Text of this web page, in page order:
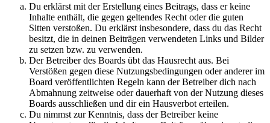
Du erklärst mit der Erstellung eines Beitrags, dass er keine
Inhalte enthält, die gegen geltendes Recht oder die guten
Sitten verstoßen. Du erklärst insbesondere, dass du das Recht
besitzt, die in deinen Beiträgen verwendeten Links und Bilder
zu setzen bzw. zu verwenden.
Der Betreiber des Boards übt das Hausrecht aus. Bei
Verstößen gegen diese Nutzungsbedingungen oder anderer im
Board veröffentlichten Regeln kann der Betreiber dich nach
Abmahnung zeitweise oder dauerhaft von der Nutzung dieses
Boards ausschließen und dir ein Hausverbot erteilen.
Du nimmst zur Kenntnis, dass der Betreiber keine